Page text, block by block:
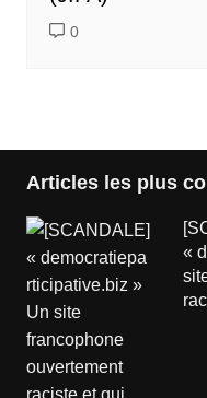
0
Articles les plus
«